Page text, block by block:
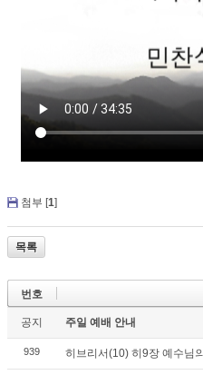
첨부 [1]
목록
번호
공지 주일 예배 안내
939 히브리서(10) 히9장 예수님